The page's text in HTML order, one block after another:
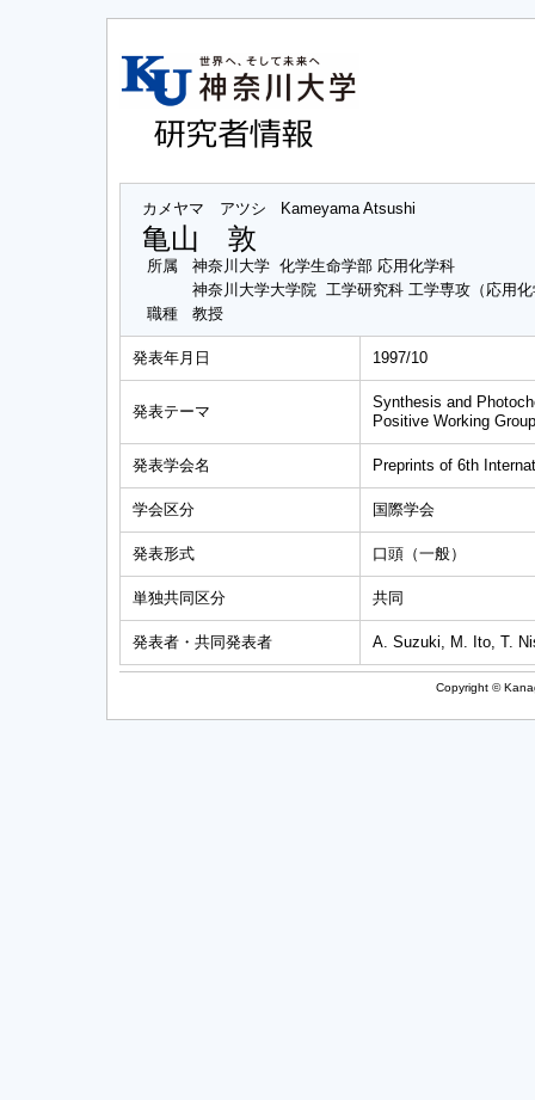
カメヤマ アツシ Kameyama Atsushi
亀山 敦
所属
神奈川大学 化学生命学部 応用化学科
神奈川大学大学院 工学研究科 工学専攻（応用
職種
教授
発表年月日 1997/10
発表テーマ
Synthesis and
Positive Working
発表学会名 Preprints of 6th
学会区分 国際学会
発表形式 口頭（一般）
単独共同区分 共同
発表者・共同発表者 A. Suzuki, M. Ito, T.
Copyright ©